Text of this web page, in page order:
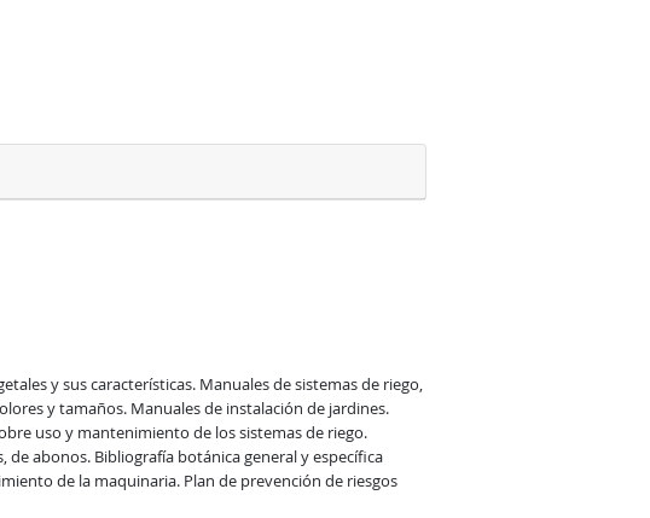
y sus características. Manuales de sistemas de riego,
y tamaños. Manuales de instalación de jardines.
uso y mantenimiento de los sistemas de riego.
abonos. Bibliografía botánica general y específica
de la maquinaria. Plan de prevención de riesgos